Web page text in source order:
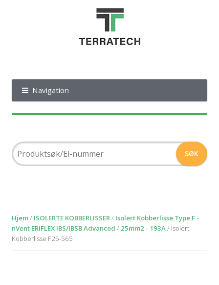
Navigation
Hjem/ ISOLERTE KOBBERLISSER/ Isolert Kobberlisse Type F -
nVent ERIFLEX IBS/IBSB Advanced / 25mm2 - 193A/ Isolert
Kobberlisse F25-565